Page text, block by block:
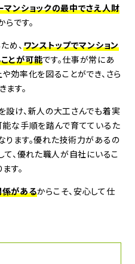
マンショックの最中でさえ人財
らです。
め、 ワンストップでマンション
とが可能です。仕事が常にあ
効率化を図ることができ、さら
す。
設け、新人の大工さんでも着実
能な手順を踏んで育てているた
ります。優れた技術力があるの
て、優れた職人が自社にいるこ
す。
があるからこそ、安心して仕